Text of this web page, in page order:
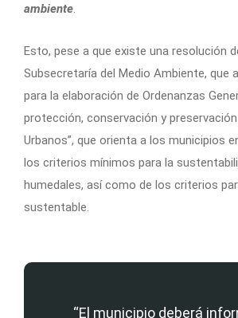
ambiente.
Esto, pese a que existe una resolución
Subsecretaría del Medio Ambiente, que
para la elaboración de Ordenanzas
protección, conservación y
Urbanos”, que orienta a los municipios
los criterios mínimos para la
humedales, así como de los criterios
sustentable.
“El municipio deberá